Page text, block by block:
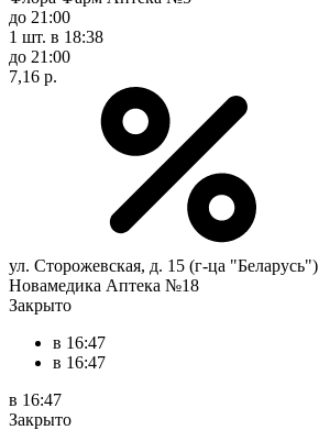
до 21:00
1 шт. в 18:38
до 21:00
7,16 р.
ул. Сторожевская, д. 15 (г-ца "Беларусь")
Новамедика Аптека №18
Закрыто
в 16:47
в 16:47
в 16:47
Закрыто